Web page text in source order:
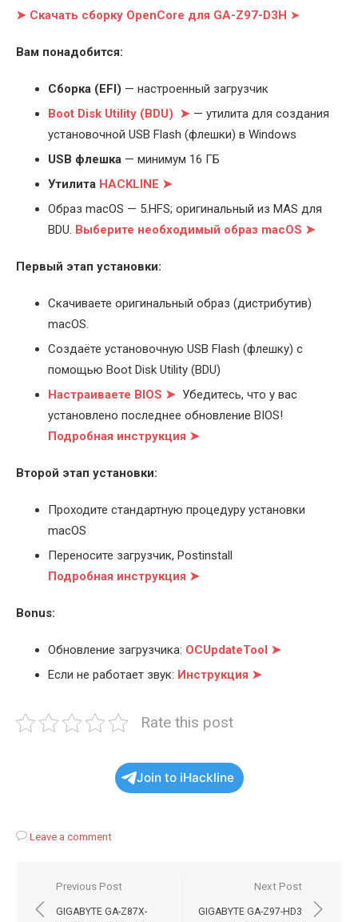
➤ Скачать сборку OpenCore для GA-Z97-D3H ➤
Вам понадобится:
Cборка (EFI) — настроенный загрузчик
Boot Disk Utility (BDU) ➤ — утилита для создания
установочной USB Flash (флешки) в Windows
USB флешка — минимум 16 ГБ
Утилита HACKLINE ➤
Образ macOS — 5.HFS; оригинальный из MAS для
BDU. Выберите необходимый образ macOS ➤
Первый этап установки:
Скачиваете оригинальный образ (дистрибутив)
macOS.
Создаёте установочную USB Flash (флешку) с
помощью Boot Disk Utility (BDU)
Настраиваете BIOS ➤ Убедитесь, что у вас
установлено последнее обновление BIOS!
Подробная инструкция ➤
Второй этап установки:
Проходите стандартную процедуру установки
macOS
Переносите загрузчик, Postinstall
Подробная инструкция ➤
Bonus:
Обновление загрузчика: OCUpdateTool ➤
Если не работает звук: Инструкция ➤
Rate this post
Join to iHackline
Leave a comment
Навигация
по
Previous Post
GIGABYTE GA-Z87X-
Next Post
GIGABYTE GA-Z97-HD3